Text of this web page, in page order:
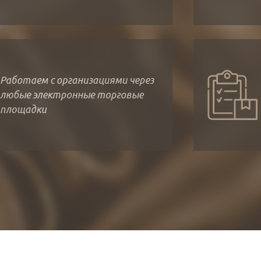
Работаем с организациями через
любые электронные торговые
площадки